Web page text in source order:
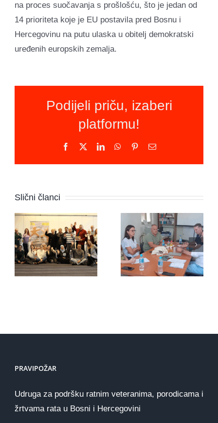
na proces suočavanja s prošlošću, što je jedan od
14 prioriteta koje je EU postavila pred Bosnu i
Hercegovinu na putu ulaska u obitelj demokratski
uređenih europskih zemalja.
Podijeli priču, izaberi
platformu!
Facebook LinkedInWhatsApp
PinterestEmail
Slični članciUdruga
“Pravipožar”
s
predstavnicima
organizacije
Mirovni
aktivisti
napokon
zaslužuju
PRAVIPOŽAR
Udruga za podršku ratnim veteranima, porodicama i
žrtvama rata u Bosni i Hercegovini